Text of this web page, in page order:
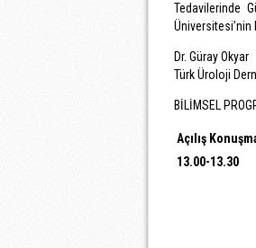
Tedavilerinde
Üniversitesi’nin
Dr. Güray Okyar
Türk Üroloji
BİLİMSEL
Açılış
13.00-13.30